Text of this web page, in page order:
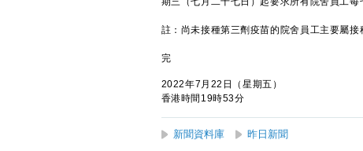
註：尚未接種第三劑疫苗的院舍員工主要屬
完
2022年7月22日（星期五）
香港時間19時53分
新聞資料庫 昨日新聞